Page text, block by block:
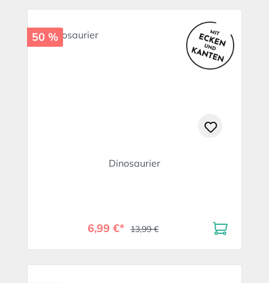
50 %
Dinosaurier
6,99 €* 13,99 €